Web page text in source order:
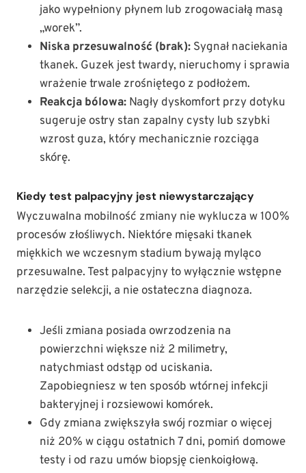
jako wypełniony płynem lub zrogowaciałą masą
„worek”.
Niska przesuwalność (brak): Sygnał naciekania
tkanek. Guzek jest twardy, nieruchomy i sprawia
wrażenie trwale zrośniętego z podłożem.
Reakcja bólowa: Nagły dyskomfort przy dotyku
sugeruje ostry stan zapalny cysty lub szybki
wzrost guza, który mechanicznie rozciąga
skórę.
Kiedy test palpacyjny jest niewystarczający
Wyczuwalna mobilność zmiany nie wyklucza w 100%
procesów złośliwych. Niektóre mięsaki tkanek
miękkich we wczesnym stadium bywają myląco
przesuwalne. Test palpacyjny to wyłącznie wstępne
narzędzie selekcji, a nie ostateczna diagnoza.
Jeśli zmiana posiada owrzodzenia na
powierzchni większe niż 2 milimetry,
natychmiast odstąp od uciskania.
Zapobiegniesz w ten sposób wtórnej infekcji
bakteryjnej i rozsiewowi komórek.
Gdy zmiana zwiększyła swój rozmiar o więcej
niż 20% w ciągu ostatnich 7 dni, pomiń domowe
testy i od razu umów biopsję cienkoigłową.